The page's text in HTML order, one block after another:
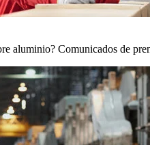
aluminio? Comunicados de